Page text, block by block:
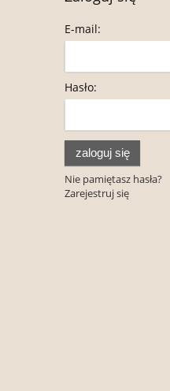
E-mail:
Hasło:
zaloguj się
Nie pamiętasz hasła?
Zarejestruj się